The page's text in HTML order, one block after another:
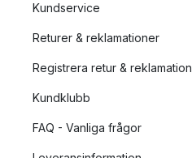
Kundservice
Returer & reklamationer
Registrera retur & reklamation
Kundklubb
FAQ - Vanliga frågor